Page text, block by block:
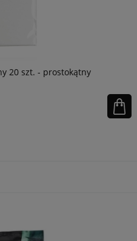
20 szt. - prostokątny